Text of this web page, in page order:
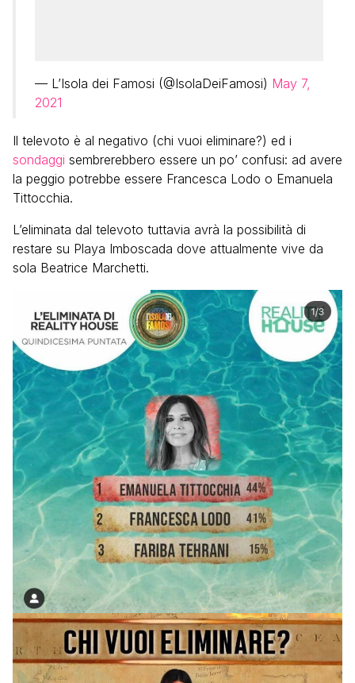
— L’Isola dei Famosi (@IsolaDeiFamosi) May 7,
2021
Il televoto è al negativo (chi vuoi eliminare?) ed i
sondaggi sembrerebbero essere un po’ confusi: ad avere
la peggio potrebbe essere Francesca Lodo o Emanuela
Tittocchia.
L’eliminata dal televoto tuttavia avrà la possibilità di
restare su Playa Imboscada dove attualmente vive da
sola Beatrice Marchetti.